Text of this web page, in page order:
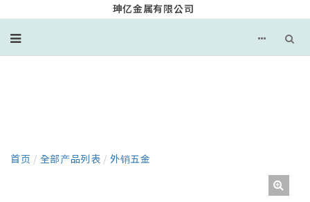
珅亿金属有限公司
首页 / 全部产品列表 / 外销五金